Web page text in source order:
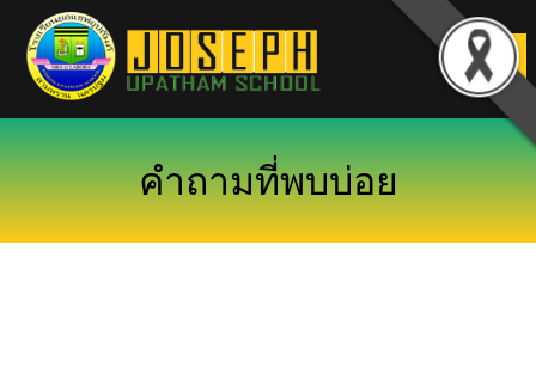
content
คำถามที่พบบ่อย